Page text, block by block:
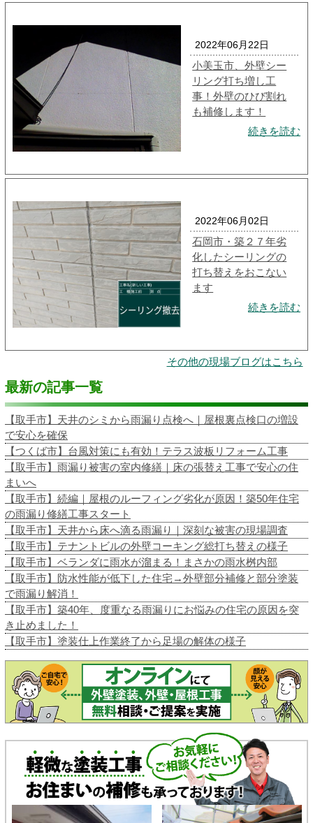
2022年06月22日
小美玉市、外壁シー
リング打ち増し工
事！外壁のひび割れ
も補修します！
続きを読む
2022年06月02日
石岡市・築２７年劣
化したシーリングの
打ち替えをおこない
ます
続きを読む
その他の現場ブログはこちら
最新の記事一覧
【取手市】天井のシミから雨漏り点検へ｜屋根裏点検口の増設
で安心を確保
【つくば市】台風対策にも有効！テラス波板リフォーム工事
【取手市】雨漏り被害の室内修繕｜床の張替え工事で安心の住
まいへ
【取手市】続編｜屋根のルーフィング劣化が原因！築50年住宅
の雨漏り修繕工事スタート
【取手市】天井から床へ滴る雨漏り｜深刻な被害の現場調査
【取手市】テナントビルの外壁コーキング総打ち替えの様子
【取手市】ベランダに雨水が溜まる！まさかの雨水桝内部
【取手市】防水性能が低下した住宅→外壁部分補修と部分塗装
で雨漏り解消！
【取手市】築40年、度重なる雨漏りにお悩みの住宅の原因を突
き止めました！
【取手市】塗装仕上作業終了から足場の解体の様子